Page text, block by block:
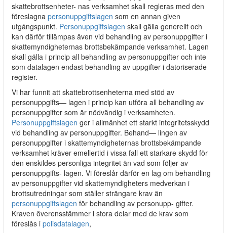
skattebrottsenheter- nas verksamhet skall regleras med den
föreslagna personuppgiftslagen som en annan given
utgångspunkt. Personuppgiftslagen skall gälla generellt och
kan därför tillämpas även vid behandling av personuppgifter i
skattemyndigheternas brottsbekämpande verksamhet. Lagen
skall gälla i princip all behandling av personuppgifter och inte
som datalagen endast behandling av uppgifter i datoriserade
register.
Vi har funnit att skattebrottsenheterna med stöd av
personuppgifts— lagen i princip kan utföra all behandling av
personuppgifter som är nödvändig i verksamheten.
Personuppgiftslagen ger i allmänhet ett starkt integritetsskydd
vid behandling av personuppgifter. Behand— lingen av
personuppgifter i skattemyndigheternas brottsbekämpande
verksamhet kräver emellertid i vissa fall ett starkare skydd för
den enskildes personliga integritet än vad som följer av
personuppgifts- lagen. Vi föreslår därför en lag om behandling
av personuppgifter vid skattemyndigheters medverkan i
brottsutredningar som ställer strängare krav än
personuppgiftslagen för behandling av personupp- gifter.
Kraven överensstämmer i stora delar med de krav som
föreslås i polisdatalagen,